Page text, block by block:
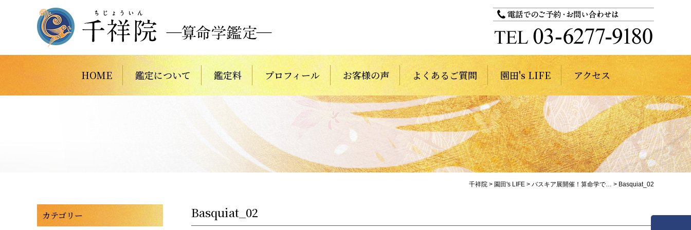
HOME 鑑定について 鑑定料 プロフィール お客様の声 よくあるご質問 園田's LIFE アクセス
千祥院 > 園田's LIFE > バスキア展開催！算命学で… > Basquiat_02
Basquiat_02
カテゴリー